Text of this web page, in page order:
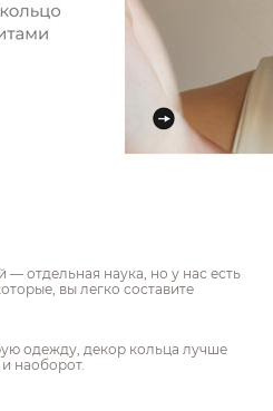
отдельная наука, но у нас есть
вы легко составите
одежду, декор кольца лучше
наоборот.